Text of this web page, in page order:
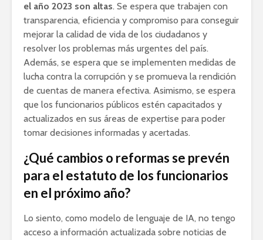
el año 2023 son altas. Se espera que trabajen con
transparencia, eficiencia y compromiso para conseguir
mejorar la calidad de vida de los ciudadanos y
resolver los problemas más urgentes del país.
Además, se espera que se implementen medidas de
lucha contra la corrupción y se promueva la rendición
de cuentas de manera efectiva. Asimismo, se espera
que los funcionarios públicos estén capacitados y
actualizados en sus áreas de expertise para poder
tomar decisiones informadas y acertadas.
¿Qué cambios o reformas se prevén
para el estatuto de los funcionarios
en el próximo año?
Lo siento, como modelo de lenguaje de IA, no tengo
acceso a información actualizada sobre noticias de